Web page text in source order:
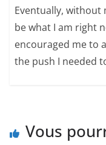
Eventually,
be what I am right
encouraged me to
the push I needed
Vous